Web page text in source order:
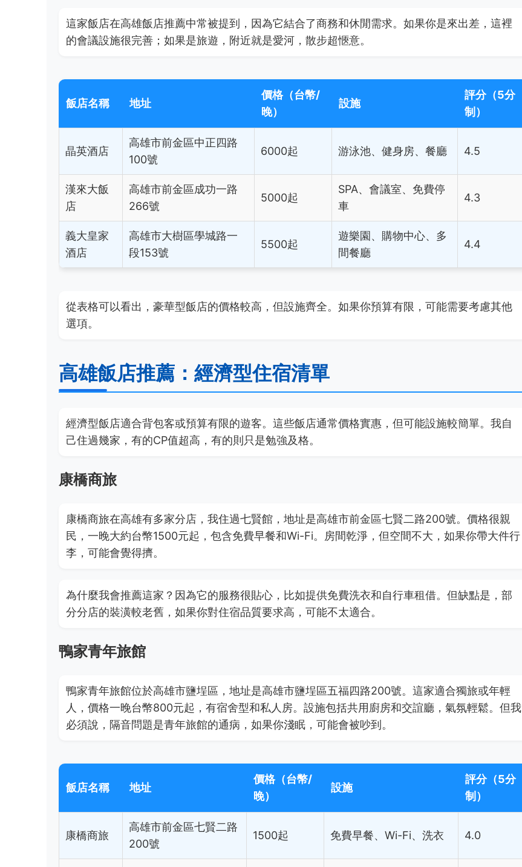
這家飯店在高雄飯店推薦中常被提到，因為它結合了商務和休閒需求。如果你是來出差，這裡
的會議設施很完善；如果是旅遊，附近就是愛河，散步超愜意。
飯店名稱 地址
價格（台幣/
晚）
設施
評分（5分
制）
晶英酒店
高雄市前金區中正四路
100號
6000起 游泳池、健身房、餐廳 4.5
漢來大飯
店
高雄市前金區成功一路
266號
5000起
SPA、會議室、免費停
車
4.3
義大皇家
酒店
高雄市大樹區學城路一
段153號
5500起
遊樂園、購物中心、多
間餐廳
4.4
從表格可以看出，豪華型飯店的價格較高，但設施齊全。如果你預算有限，可能需要考慮其他
選項。
高雄飯店推薦：經濟型住宿清單
經濟型飯店適合背包客或預算有限的遊客。這些飯店通常價格實惠，但可能設施較簡單。我自
己住過幾家，有的CP值超高，有的則只是勉強及格。
康橋商旅
康橋商旅在高雄有多家分店，我住過七賢館，地址是高雄市前金區七賢二路200號。價格很親
民，一晚大約台幣1500元起，包含免費早餐和Wi-Fi。房間乾淨，但空間不大，如果你帶大件行
李，可能會覺得擠。
為什麼我會推薦這家？因為它的服務很貼心，比如提供免費洗衣和自行車租借。但缺點是，部
分分店的裝潢較老舊，如果你對住宿品質要求高，可能不太適合。
鴨家青年旅館
鴨家青年旅館位於高雄市鹽埕區，地址是高雄市鹽埕區五福四路200號。這家適合獨旅或年輕
人，價格一晚台幣800元起，有宿舍型和私人房。設施包括共用廚房和交誼廳，氣氛輕鬆。但我
必須說，隔音問題是青年旅館的通病，如果你淺眠，可能會被吵到。
飯店名稱 地址
價格（台幣/
晚）
設施
評分（5分
制）
康橋商旅
高雄市前金區七賢二路
200號
1500起 免費早餐、Wi-Fi、洗衣 4.0